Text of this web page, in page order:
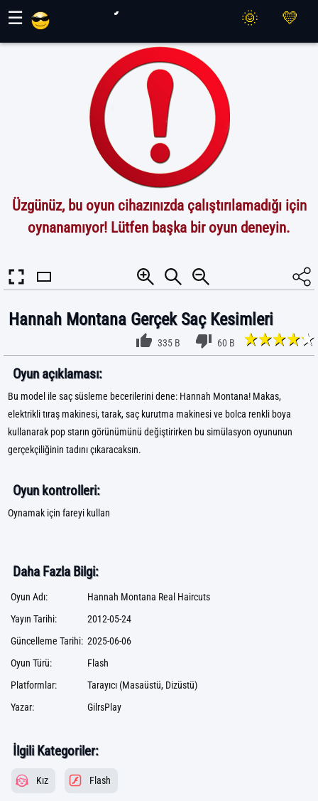
☰
Üzgünüz, bu oyun cihazınızda çalıştırılamadığı için
oynanamıyor! Lütfen başka bir oyun deneyin.
Hannah Montana Gerçek Saç Kesimleri
335 B 60 B
Oyun açıklaması:
Bu model ile saç süsleme becerilerini dene: Hannah Montana! Makas,
elektrikli tıraş makinesi, tarak, saç kurutma makinesi ve bolca renkli boya
kullanarak pop starın görünümünü değiştirirken bu simülasyon oyununun
gerçekçiliğinin tadını çıkaracaksın.
Oyun kontrolleri:
Oynamak için fareyi kullan
Daha Fazla Bilgi:
Oyun Adı:
Hannah Montana Real Haircuts
Yayın Tarihi:
2012-05-24
Güncelleme Tarihi: 2025-06-06
Oyun Türü:
Flash
Platformlar:
Tarayıcı (Masaüstü, Dizüstü)
Yazar:
GilrsPlay
İlgili Kategoriler:
Kız Flash